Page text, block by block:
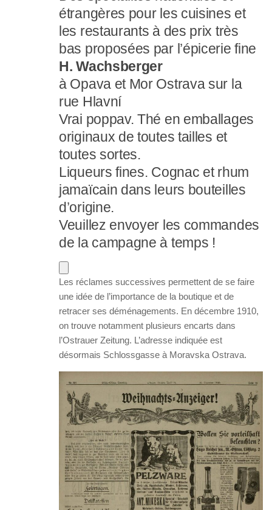
étrangères pour les cuisines et
les restaurants à des prix très
bas proposées par l’épicerie fine
H. Wachsberger
à Opava et Mor Ostrava sur la
rue Hlavní
Vrai poppav. Thé en emballages
originaux de toutes tailles et
toutes sortes.
Liqueurs fines. Cognac et rhum
jamaïcain dans leurs bouteilles
d’origine.
Veuillez envoyer les commandes
de la campagne à temps !
Les réclames successives permettent de se faire
une idée de l’importance de la boutique et de
retracer ses déménagements. En décembre 1910,
on trouve notamment plusieurs encarts dans
l’Ostrauer Zeitung. L’adresse indiquée est
désormais Schlossgasse à Moravska Ostrava.